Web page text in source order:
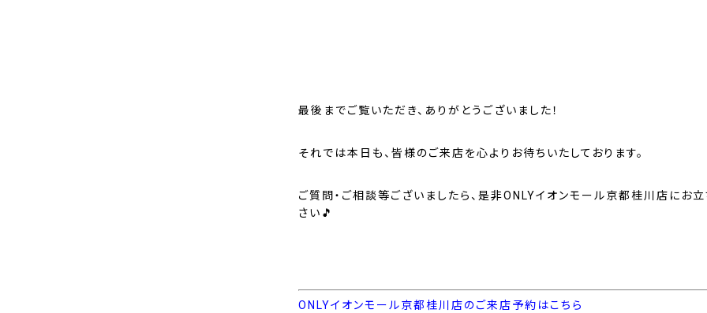
最後までご覧いただき、ありがとうございました！
それでは本日も、皆様のご来店を心よりお待ちいたしております。
ご質問・ご相談等ございましたら、是非ONLYイオンモール京都桂川店にお
さい🎵
ONLYイオンモール京都桂川店のご来店予約はこちら